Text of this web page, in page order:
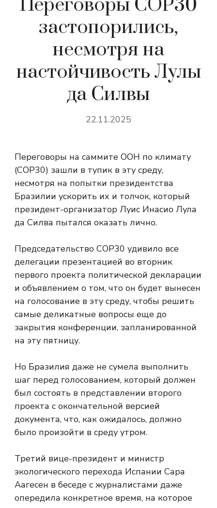
Переговоры COP30
застопорились,
несмотря на
настойчивость Лулы
да Силвы
22.11.2025
Переговоры на саммите ООН по климату
(COP30) зашли в тупик в эту среду,
несмотря на попытки президентства
Бразилии ускорить их и толчок, который
президент-организатор Луис Инасио Лула
да Силва пытался оказать лично.
Председательство COP30 удивило все
делегации презентацией во вторник
первого проекта политической декларации
и объявлением о том, что он будет вынесен
на голосование в эту среду, чтобы решить
самые деликатные вопросы еще до
закрытия конференции, запланированной
на эту пятницу.
Но Бразилия даже не сумела выполнить
шаг перед голосованием, который должен
был состоять в представлении второго
проекта с окончательной версией
документа, что, как ожидалось, должно
было произойти в среду утром.
Третий вице-президент и министр
экологического перехода Испании Сара
Аагесен в беседе с журналистами даже
опередила конкретное время, на которое